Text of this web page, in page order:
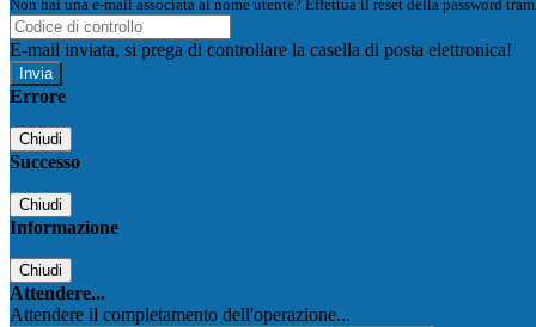
Non hai una e-mail associata al nome utente? Effettua il reset della password
E-mail inviata, si prega di controllare la casella di posta elettronica!
Errore
Chiudi
Successo
Chiudi
Informazione
Chiudi
Attendere...
Attendere il completamento dell'operazione...